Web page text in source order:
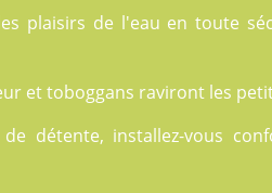
plaisirs de l'eau en toute
et toboggans raviront les
détente, installez-vous